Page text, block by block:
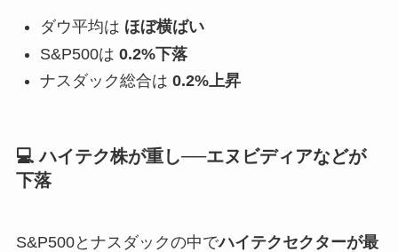
ダウ平均は ほぼ横ばい
S&P500は 0.2%下落
ナスダック総合は 0.2%上昇
💻 ハイテク株が重し──エヌビディアなどが
下落
S&P500とナスダックの中でハイテクセクターが最